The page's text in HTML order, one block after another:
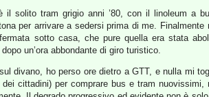
il solito tram grigio anni ’80, con il linoleum a
per arrivare a sedersi prima di me.
sotto casa, che pure quella era stata
un’ora abbondante di giro turistico.
divano, ho perso ore dietro a GTT, e nulla mi
cittadini) per comprare bus e tram